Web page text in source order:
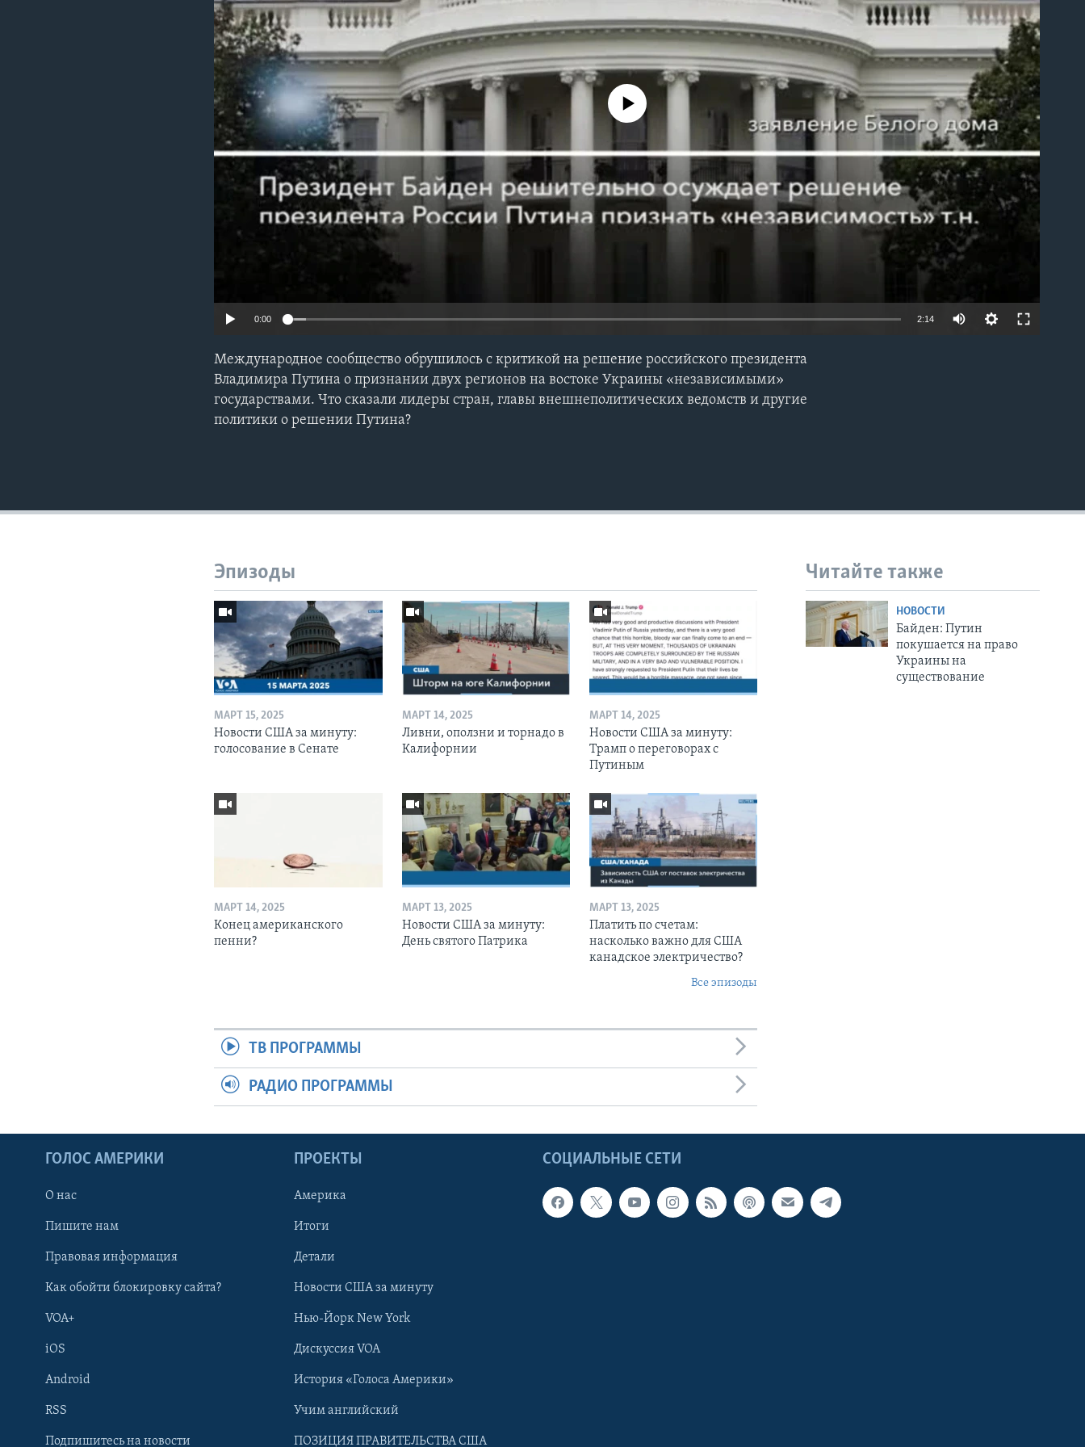
Learning English
No media source currently available
0:00 2:14
Международное сообщество обрушилось с критикой на решение российского президента
Владимира Путина о признании двух регионов на востоке Украины «независимыми»
государствами. Что сказали лидеры стран, главы внешнеполитических ведомств и другие
политики о решении Путина?
Читайте также
НОВОСТИ
Байден: Путин
покушается на право
Украины на
существование
Эпизоды
МАРТ 15, 2025
Новости США за минуту:
голосование в Сенате
МАРТ 14, 2025
Ливни, оползни и торнадо в
Калифорнии
МАРТ 14, 2025
Новости США за минуту:
Трамп о переговорах с
Путиным
МАРТ 14, 2025
Конец американского
пенни?
МАРТ 13, 2025
Новости США за минуту:
День святого Патрика
МАРТ 13, 2025
Платить по счетам:
насколько важно для США
канадское электричество?
Все эпизоды
ТВ ПРОГРАММЫ
РАДИО ПРОГРАММЫ
СОЦИАЛЬНЫЕ СЕТИ
ГОЛОС АМЕРИКИ
О нас
Пишите нам
Правовая информация
Как обойти блокировку сайта?
VOA+
iOS
Android
RSS
Подпишитесь на новости
ПРОЕКТЫ
Америка
Итоги
Детали
Новости США за минуту
Нью-Йорк New York
Дискуссия VOA
История «Голоса Америки»
Учим английский
ПОЗИЦИЯ ПРАВИТЕЛЬСТВА США